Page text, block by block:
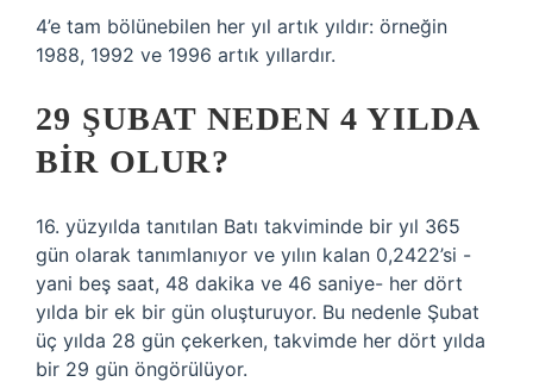
4’e tam bölünebilen her yıl artık yıldır: örneğin
1988, 1992 ve 1996 artık yıllardır.
29 ŞUBAT NEDEN 4 YILDA
BIR OLUR?
16. yüzyılda tanıtılan Batı takviminde bir yıl 365
gün olarak tanımlanıyor ve yılın kalan 0,2422’si -
yani beş saat, 48 dakika ve 46 saniye- her dört
yılda bir ek bir gün oluşturuyor. Bu nedenle Şubat
üç yılda 28 gün çekerken, takvimde her dört yılda
bir 29 gün öngörülüyor.